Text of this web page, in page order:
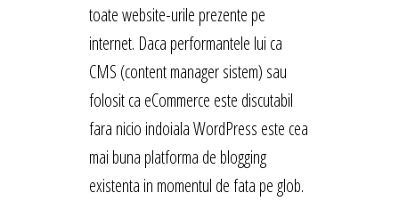
toate website-urile prezente pe
internet. Daca performantele lui ca
CMS (content manager sistem) sau
folosit ca eCommerce este discutabil
fara nicio indoiala WordPress este cea
mai buna platforma de blogging
existenta in momentul de fata pe glob.